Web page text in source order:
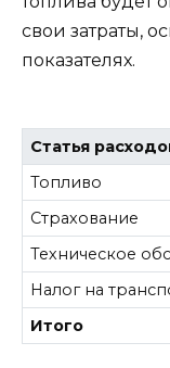
свои затраты,
показателях.
Статья
Топливо
Страхование
Техническое
Налог на
Итого